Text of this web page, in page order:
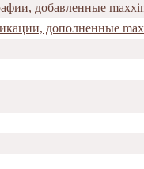
добавленные
дополненные